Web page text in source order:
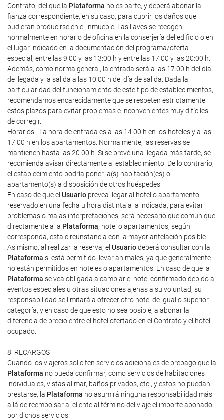
Contrato, del que la Plataforma no es parte, y deberá abonar la
fianza correspondiente, en su caso, para cubrir los daños que
pudieran producirse en el inmueble. Las llaves se recogen
normalmente en horario de oficina en la conserjería del edificio o en
el lugar indicado en la documentación del programa/oferta
especial, entre las 9:00 y las 13:00 h y entre las 17:00 y las 20:00 h.
Además, como norma general, la entrada será a las 17:00 h del día
de llegada y la salida a las 10:00 h del día de salida. Dada la
particularidad del funcionamiento de este tipo de establecimientos,
recomendamos encarecidamente que se respeten estrictamente
estos plazos para evitar problemas e inconvenientes muy difíciles
de corregir.
Horarios.- La hora de entrada es a las 14:00 h en los hoteles y a las
17:00 h en los apartamentos. Normalmente, las reservas se
mantienen hasta las 20:00 h. Si se prevé una llegada más tarde, se
recomienda avisar directamente al establecimiento. De lo contrario,
el establecimiento podría poner la(s) habitación(es) o
apartamento(s) a disposición de otros huéspedes.
En caso de que el Usuario prevea llegar al hotel o apartamento
reservado en una fecha u hora distinta a la indicada, para evitar
problemas o malas interpretaciones, será necesario que comunique
directamente a la Plataforma, hotel o apartamentos, según
corresponda, esta circunstancia con la mayor antelación posible.
Asimismo, al realizar la reserva, el Usuariodeberá consultar con la
Plataforma si está permitido llevar animales, ya que generalmente
no están permitidos en hoteles o apartamentos. En caso de que la
Plataforma se vea obligada a cambiar el hotel confirmado debido a
eventos especiales u otras situaciones ajenas a su voluntad, su
responsabilidad se limitará a ofrecer otro hotel de igual o superior
categoría, y en caso de que esto no sea posible, a abonar la
diferencia de precio entre el hotel ofertado en el Contrato y el hotel
ocupado.
8. RECARGOS
Cuando los viajeros soliciten servicios adicionales de prepago que la
Plataforma no pueda confirmar, como servicios de habitaciones
individuales, vistas al mar, baños privados, etc., y estos no puedan
prestarse, la Plataforma no asumirá ninguna responsabilidad más
allá de reembolsar al cliente al término del viaje el importe abonado
por dichos servicios.